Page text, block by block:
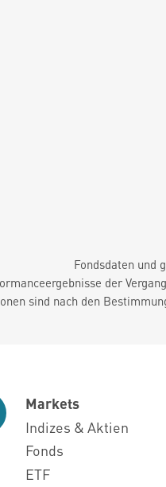
Fondsdaten und
der
sind nach den
Markets
Indizes & Aktien
Fonds
ETF